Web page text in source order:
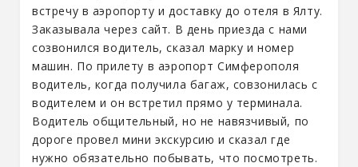
встречу в аэропорту и доставку до отеля в Ялту.
Заказывала через сайт. В день приезда с нами
созвонился водитель, сказал марку и номер
машин. По прилету в аэропорт Симферополя
водитель, когда получила багаж, совзонилась с
водителем и он встретил прямо у терминала.
Водитель общительный, но не навязчивый, по
дороге провел мини экскурсию и сказал где
нужно обязательно побывать, что посмотреть.